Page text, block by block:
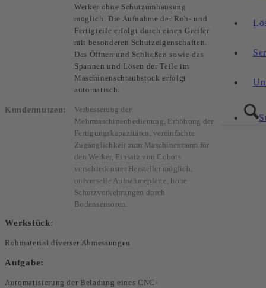
Werker ohne Schutzumhausung
möglich. Die Aufnahme der Roh- und
Fertigteile erfolgt durch einen Greifer
mit besonderen Schutzeigenschaften.
Das Öffnen und Schließen sowie das
Spannen und Lösen der Teile im
Maschinenschraubstock erfolgt
automatisch.
Kundennutzen:
Verbesserung der
Mehrmaschinenbedienung, Erhöhung der
Fertigungskapazitäten, vereinfachte
Zugänglichkeit zum Maschinenraum für
den Werker, Einsatz von Cobots
verschiedenster Hersteller möglich,
universelle Aufnahmeplatte, hohe
Schutzvorkehrungen durch
Bodensensoren.
Werkstück:
Rohmaterial diverser Abmessungen
Aufgabe:
Automatisierung der Beladung eines CNC-